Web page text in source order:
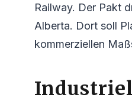
Railway. Der Pakt
Alberta. Dort soll
kommerziellen